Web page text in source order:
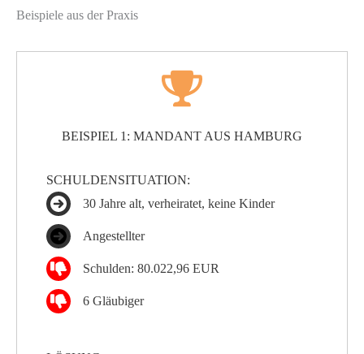
Beispiele aus der Praxis
BEISPIEL 1: MANDANT AUS HAMBURG
SCHULDENSITUATION:
30 Jahre alt, verheiratet, keine Kinder
Angestellter
Schulden: 80.022,96 EUR
6 Gläubiger